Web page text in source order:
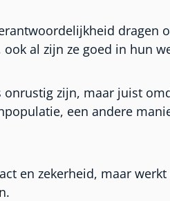
al zijn ze goed in hun
zijn, maar juist
een andere
en zekerheid, maar